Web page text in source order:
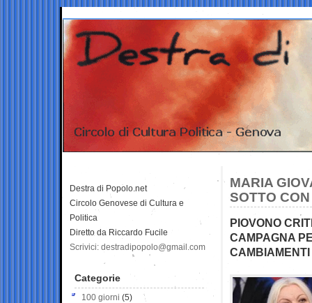
MARIA
SOTTO
PIOVONO
CAMPAGNA
Destra di Popolo.net
Circolo Genovese di Cultura e
Politica
Diretto da Riccardo Fucile
Scrivici: destradipopolo@gmail.com
Categorie
100 giorni (5)